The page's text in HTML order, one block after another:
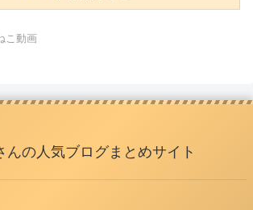
こ動画
んの人気ブログまとめサイト